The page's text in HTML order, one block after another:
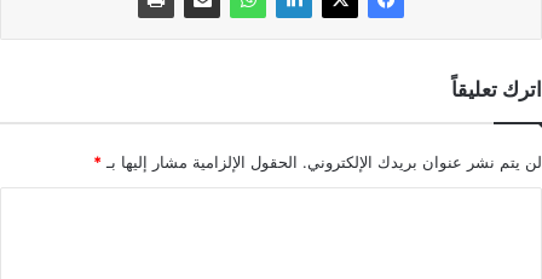
اترك تعليقاً
لن يتم نشر عنوان بريدك الإلكتروني. الحقول الإلزامية مشار إليها بـ *